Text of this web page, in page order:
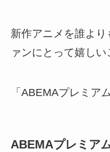
新作アニメを誰よ
ァンにとって嬉しい
「ABEMAプレミア
ABEMAプレミア